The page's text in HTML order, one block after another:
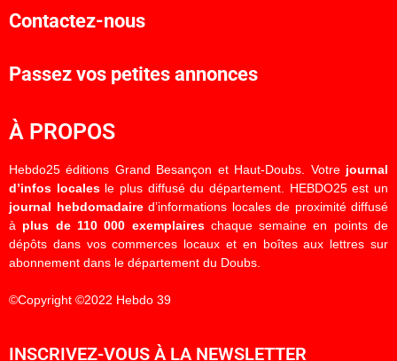
Contactez-nous
Passez vos petites annonces
À PROPOS
Hebdo25 éditions Grand Besançon et Haut-Doubs. Votre journal
d’infos localesle plus diffusé du département. HEBDO25 est un
journal hebdomadaired’informations locales de proximité diffusé
à plus de 110 000 exemplaireschaque semaine en points de
dépôts dans vos commerces locaux et en boîtes aux lettres sur
abonnement dans le département du Doubs.
©Copyright ©2022 Hebdo 39
INSCRIVEZ-VOUS À LA NEWSLETTER